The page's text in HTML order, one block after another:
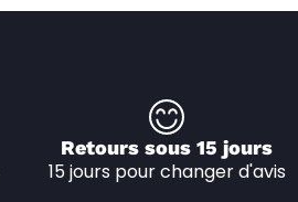
Retours sous 15 jours
15 jours pour changer d'avis